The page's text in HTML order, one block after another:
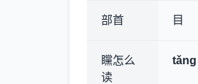
部首 目
矘怎么
读
tǎng